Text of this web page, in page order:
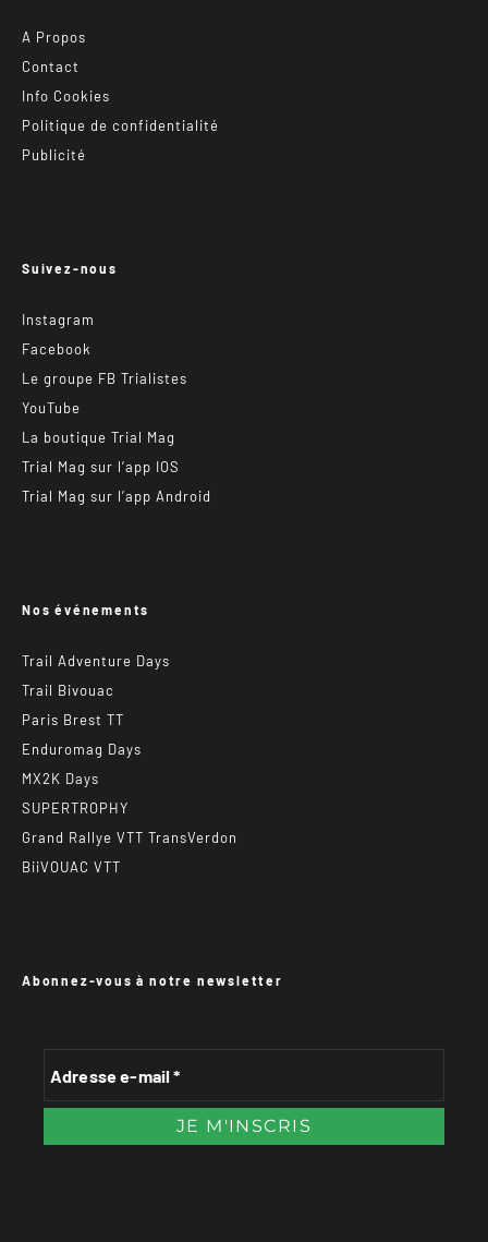
A Propos
Contact
Info Cookies
Politique de confidentialité
Publicité
Suivez-nous
Instagram
Facebook
Le groupe FB Trialistes
YouTube
La boutique Trial Mag
Trial Mag sur l’app IOS
Trial Mag sur l’app Android
Nos événements
Trail Adventure Days
Trail Bivouac
Paris Brest TT
Enduromag Days
MX2K Days
SUPERTROPHY
Grand Rallye VTT TransVerdon
BiiVOUAC VTT
Abonnez-vous à notre newsletter